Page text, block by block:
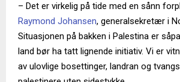
– Det er virkelig på tide med en sånn
Raymond Johansen, generalsekretær i
Situasjonen på bakken i Palestina er
land bør ha tatt lignende initiativ. Vi er
av ulovlige bosettinger, landran og